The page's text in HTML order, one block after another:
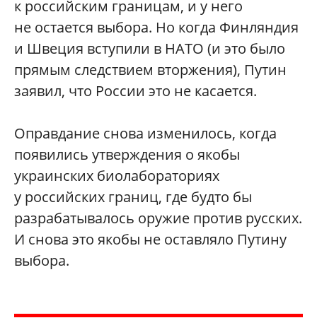
к российским границам, и у него
не остается выбора. Но когда Финляндия
и Швеция вступили в НАТО (и это было
прямым следствием вторжения), Путин
заявил, что России это не касается.
Оправдание снова изменилось, когда
появились утверждения о якобы
украинских биолабораториях
у российских границ, где будто бы
разрабатывалось оружие против русских.
И снова это якобы не оставляло Путину
выбора.